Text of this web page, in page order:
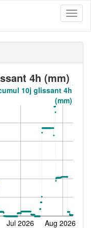
4h (mm)
10j glissant 4h
(mm)
Jul 2026 Aug 2026